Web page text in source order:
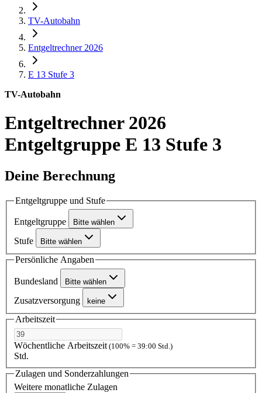
TV-Autobahn
Entgeltrechner 2026
E 13 Stufe 3
TV-Autobahn
Entgeltrechner 2026
Entgeltgruppe E 13 Stufe 3
Deine Berechnung
Entgeltgruppe und Stufe
Entgeltgruppe Bitte wählen
Stufe Bitte wählen
Persönliche Angaben
Bundesland Bitte wählen
Zusatzversorgung keine
Arbeitszeit
Wöchentliche Arbeitszeit (100% = 39:00 Std.)
Std.
Zulagen und Sonderzahlungen
Weitere monatliche Zulagen